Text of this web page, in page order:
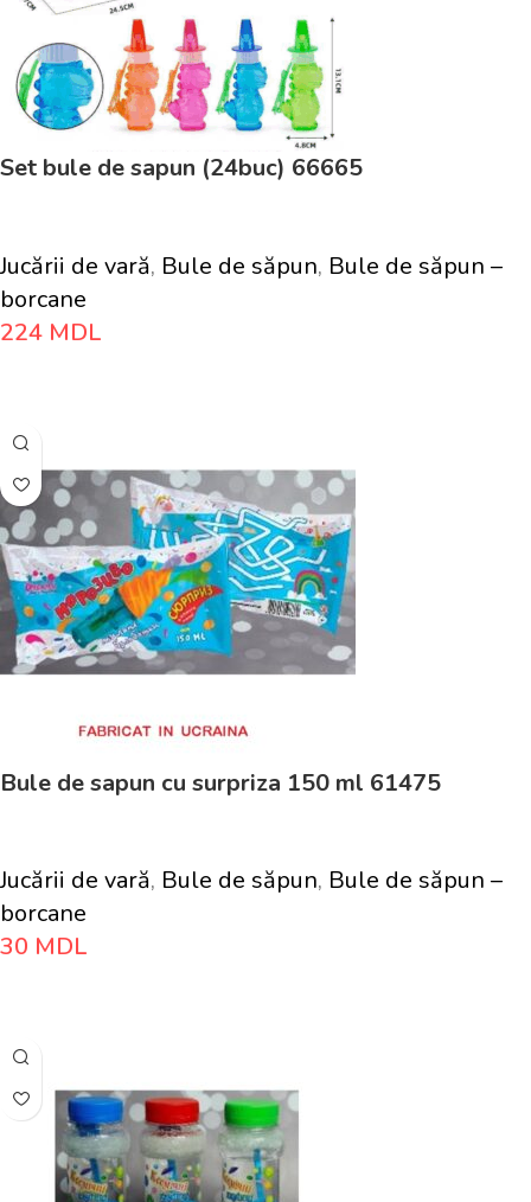
Set bule de sapun (24buc) 66665
Jucării de vară, Bule de săpun, Bule de săpun –
borcane
224 MDL
Bule de sapun cu surpriza 150 ml 61475
Jucării de vară, Bule de săpun, Bule de săpun –
borcane
30 MDL